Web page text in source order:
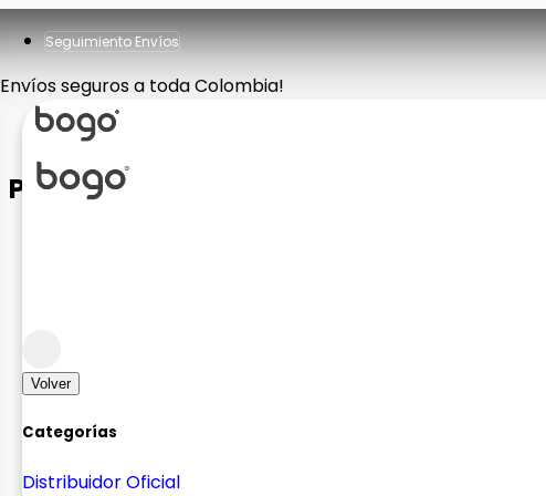
Seguimiento Envíos
Envíos seguros a toda Colombia!
Volver
Categorías
Distribuidor Oficial
Parlante Flip 6A